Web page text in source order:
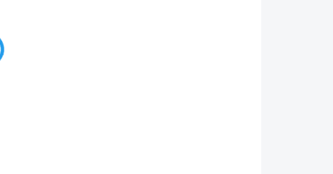
Zásuvková mraznička energetickej triedy E, objem 91 l, funkcie: